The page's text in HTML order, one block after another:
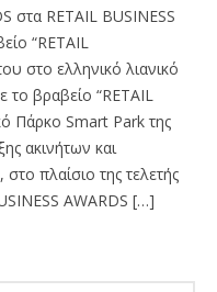
στα RETAIL BUSINESS
“RETAIL
στο ελληνικό λιανικό
το βραβείο “RΕTAIL
Πάρκο Smart Park της
ακινήτων και
πλαίσιο της τελετής
AWARDS […]